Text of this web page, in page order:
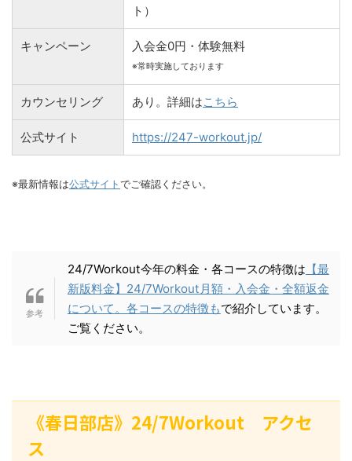
ト）
キャンペーン 入会金0円・体験無料
※常時実施しております
カウンセリング あり。詳細はこちら
公式サイト https://247-workout.jp/
※最新情報は公式サイト でご確認ください。
24/7Workout今年の料金・各コースの特徴は 【最
新版料金】24/7Workout月額・入会金・全額返金
について。各コースの特徴もで紹介しています。
ご覧ください。
《春日部店》24/7Workout アクセ
ス